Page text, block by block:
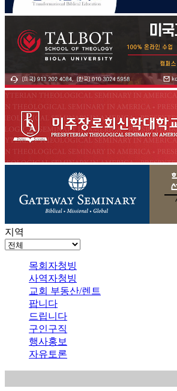
지역
목회자청빙
사역자청빙
교회 부동산/렌트
팝니다
드립니다
구인구직
행사홍보
자유토론